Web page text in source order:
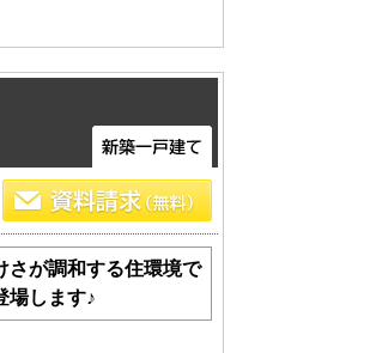
さが調和する住環境で
場します♪
方面エリアのマンション
方面エリアの土地
の新築一戸建
の中古一戸建
のマンション
アの土地